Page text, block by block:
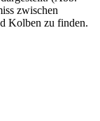
zwischen
Kolben zu finden.